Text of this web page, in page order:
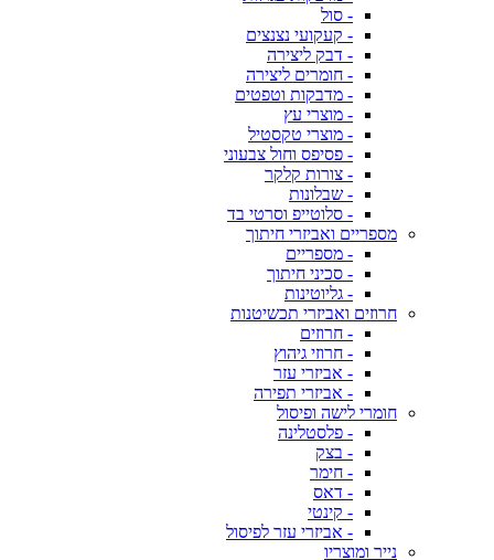
- סול
- קעקועי נצנצים
- דבק ליצירה
- חומרים ליצירה
- מדבקות וטפטים
- מוצרי עץ
- מוצרי טקסטיל
- פסיפס וחול צבעוני
- צורות קלקר
- שבלונות
- סלוטייפ וסרטי בד
מספריים ואביזרי חיתוך
- מספריים
- סכיני חיתוך
- גליוטינות
חרוזים ואביזרי תכשיטנות
- חרוזים
- חרוזי גיהוץ
- אביזרי עזר
- אביזרי תפירה
חומרי לישה ופיסול
- פלסטלינה
- בצק
- חימר
- דאס
- קינטי
- אביזרי עזר לפיסול
נייר ומוצריו